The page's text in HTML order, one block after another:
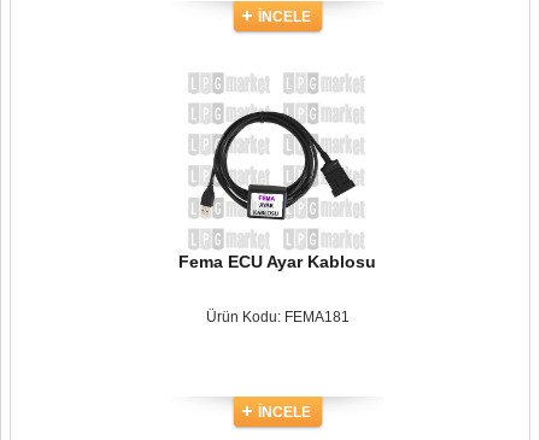
İNCELE
Fema ECU Ayar Kablosu
Ürün Kodu: FEMA181
İNCELE